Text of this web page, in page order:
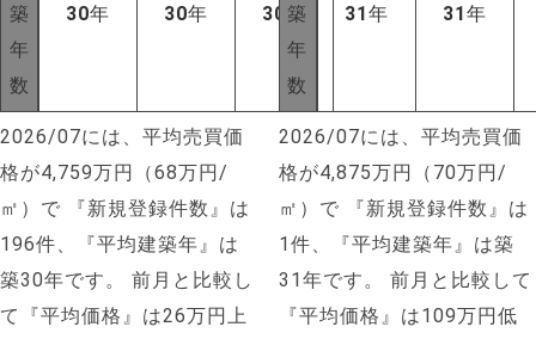
築
年
数
30年 30年 30 年
2026/07には、平均売買価
格が4,759万円（68万円/
㎡）で 『新規登録件数』は
196件、『平均建築年』は
築30年です。
前月と比較し
て『平均価格』は26万円上
築
年
数
31年 31年
2026/07には、平均売買価
格が4,875万円（70万円/
㎡）で 『新規登録件数』は
1件、『平均建築年』は築
31年です。
前月と比較して
『平均価格』は109万円低